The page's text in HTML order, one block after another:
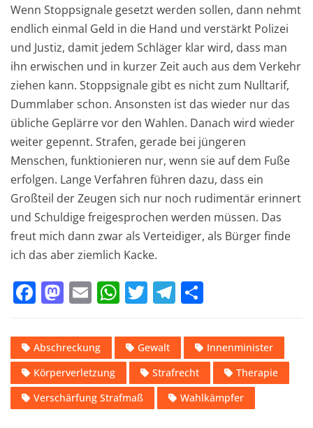
Wenn Stoppsignale gesetzt werden sollen, dann nehmt
endlich einmal Geld in die Hand und verstärkt Polizei
und Justiz, damit jedem Schläger klar wird, dass man
ihn erwischen und in kurzer Zeit auch aus dem Verkehr
ziehen kann. Stoppsignale gibt es nicht zum Nulltarif,
Dummlaber schon. Ansonsten ist das wieder nur das
übliche Geplärre vor den Wahlen. Danach wird wieder
weiter gepennt. Strafen, gerade bei jüngeren
Menschen, funktionieren nur, wenn sie auf dem Fuße
erfolgen. Lange Verfahren führen dazu, dass ein
Großteil der Zeugen sich nur noch rudimentär erinnert
und Schuldige freigesprochen werden müssen. Das
freut mich dann zwar als Verteidiger, als Bürger finde
ich das aber ziemlich Kacke.
F
c
e
b
o
M
st
o
d
o
E
ai
l
W
at
s
A
p
T
it
te
r
T
e
gr
a
m
le
n
Abschreckung Gewalt
Innenminister
Körperverletzung
Strafrecht
Therapie
Verschärfung Strafmaß
Wahlkämpfer